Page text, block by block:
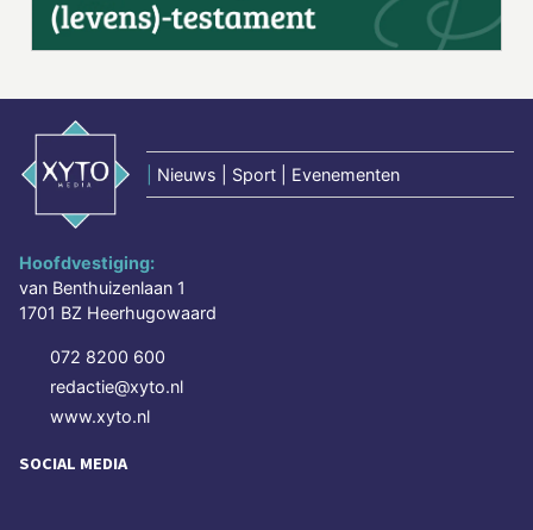
Nieuws | Sport | Evenementen
Hoofdvestiging:
van Benthuizenlaan 1
1701 BZ Heerhugowaard
072 8200 600
redactie@xyto.nl
www.xyto.nl
SOCIAL MEDIA